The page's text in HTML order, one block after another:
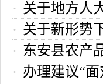
聚正能量
关于地方人
关于新形势
东安县农产
办理建议“